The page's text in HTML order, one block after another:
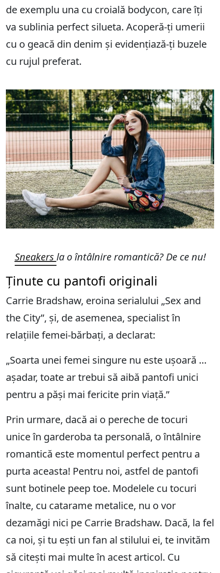
de exemplu una cu croială bodycon, care îți
va sublinia perfect silueta. Acoperă-ți umerii
cu o geacă din denim și evidențiază-ți buzele
cu rujul preferat.
Sneakers la o întâlnire romantică? De ce nu!
Ținute cu pantofi originali
Carrie Bradshaw, eroina serialului „Sex and
the City”, și, de asemenea, specialist în
relațiile femei-bărbați, a declarat:
„Soarta unei femei singure nu este ușoară …
așadar, toate ar trebui să aibă pantofi unici
pentru a păși mai fericite prin viață.”
Prin urmare, dacă ai o pereche de tocuri
unice în garderoba ta personală, o întâlnire
romantică este momentul perfect pentru a
purta aceasta! Pentru noi, astfel de pantofi
sunt botinele peep toe. Modelele cu tocuri
înalte, cu catarame metalice, nu o vor
dezamăgi nici pe Carrie Bradshaw. Dacă, la fel
ca noi, și tu ești un fan al stilului ei, te invităm
să citești mai multe în acest articol. Cu